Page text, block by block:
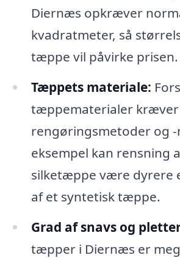
Diernæs opkræver
kvadratmeter, så
tæppe vil påvirke prisen.
Tæppets materiale:
tæppematerialer kræver
rengøringsmetoder og -
eksempel kan rensning
silketæppe være dyrere
af et syntetisk tæppe.
Grad af snavs og
tæpper i Diernæs er